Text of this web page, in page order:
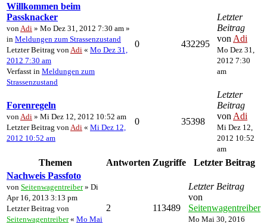
Willkommen beim
Passknacker
von Adi » Mo Dez 31, 2012 7:30 am »
in Meldungen zum Strassenzustand
Letzter Beitrag von Adi « Mo Dez 31,
2012 7:30 am
Verfasst in Meldungen zum
Strassenzustand
0 432295
Letzter
Beitrag
von Adi
Mo Dez 31,
2012 7:30
am
Forenregeln
von Adi » Mi Dez 12, 2012 10:52 am
Letzter Beitrag von Adi « Mi Dez 12,
2012 10:52 am
0 35398
Letzter
Beitrag
von Adi
Mi Dez 12,
2012 10:52
am
Themen Antworten Zugriffe
Letzter Beitrag
Nachweis Passfoto
von Seitenwagentreiber» Di
Apr 16, 2013 3:13 pm
Letzter Beitrag von
Seitenwagentreiber« Mo Mai
2 113489
Letzter Beitrag
von
Seitenwagentreiber
Mo Mai 30, 2016